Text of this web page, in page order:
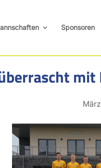
Sponsoren
mit